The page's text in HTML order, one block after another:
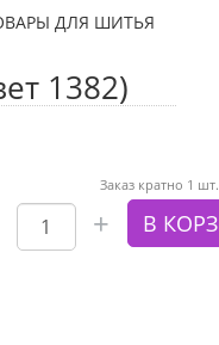
ДЛЯ ШИТЬЯ
1382)
Заказ кратно 1 шт.